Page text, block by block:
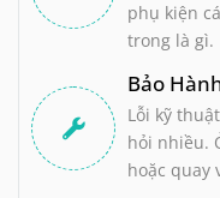
phụ kiện
trong là gì.
Bảo
Lỗi kỹ
hỏi nhiều.
hoặc quay